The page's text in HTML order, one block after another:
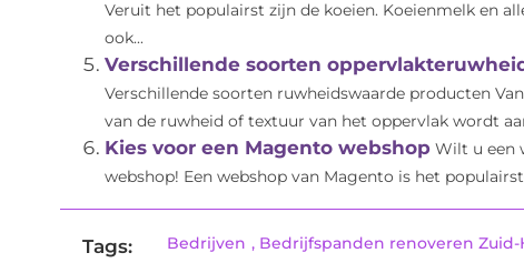
Veruit het populairst zijn de koeien. Koeienmelk en
ook...
Verschillende soorten
Verschillende soorten ruwheidswaarde producten
van de ruwheid of textuur van het oppervlak wordt
Kies voor een Magento webshop Wilt u een
webshop! Een webshop van Magento is het
Tags: Bedrijven , Bedrijfspanden renoveren Zuid-